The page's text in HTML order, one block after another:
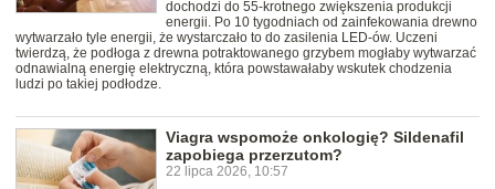
dochodzi do 55-krotnego zwiększenia produkcji
energii. Po 10 tygodniach od zainfekowania drewno
wytwarzało tyle energii, że wystarczało to do zasilenia LED-ów. Uczeni
twierdzą, że podłoga z drewna potraktowanego grzybem mogłaby wytwarzać
odnawialną energię elektryczną, która powstawałaby wskutek chodzenia
ludzi po takiej podłodze.
Viagra wspomoże onkologię? Sildenafil
zapobiega przerzutom?
22 lipca 2026, 10:57